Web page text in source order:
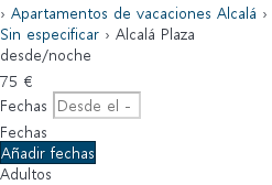
› Apartamentos de vacaciones Alcalá ›
Sin especificar › Alcalá Plaza
desde/noche
75 €
Fechas
Fechas
Añadir fechas
Adultos